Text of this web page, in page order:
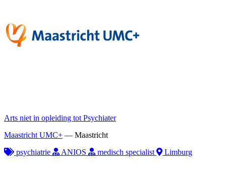
Arts niet in opleiding tot Psychiater
Maastricht UMC+ — Maastricht
psychiatrie
ANIOS medisch specialist Limburg